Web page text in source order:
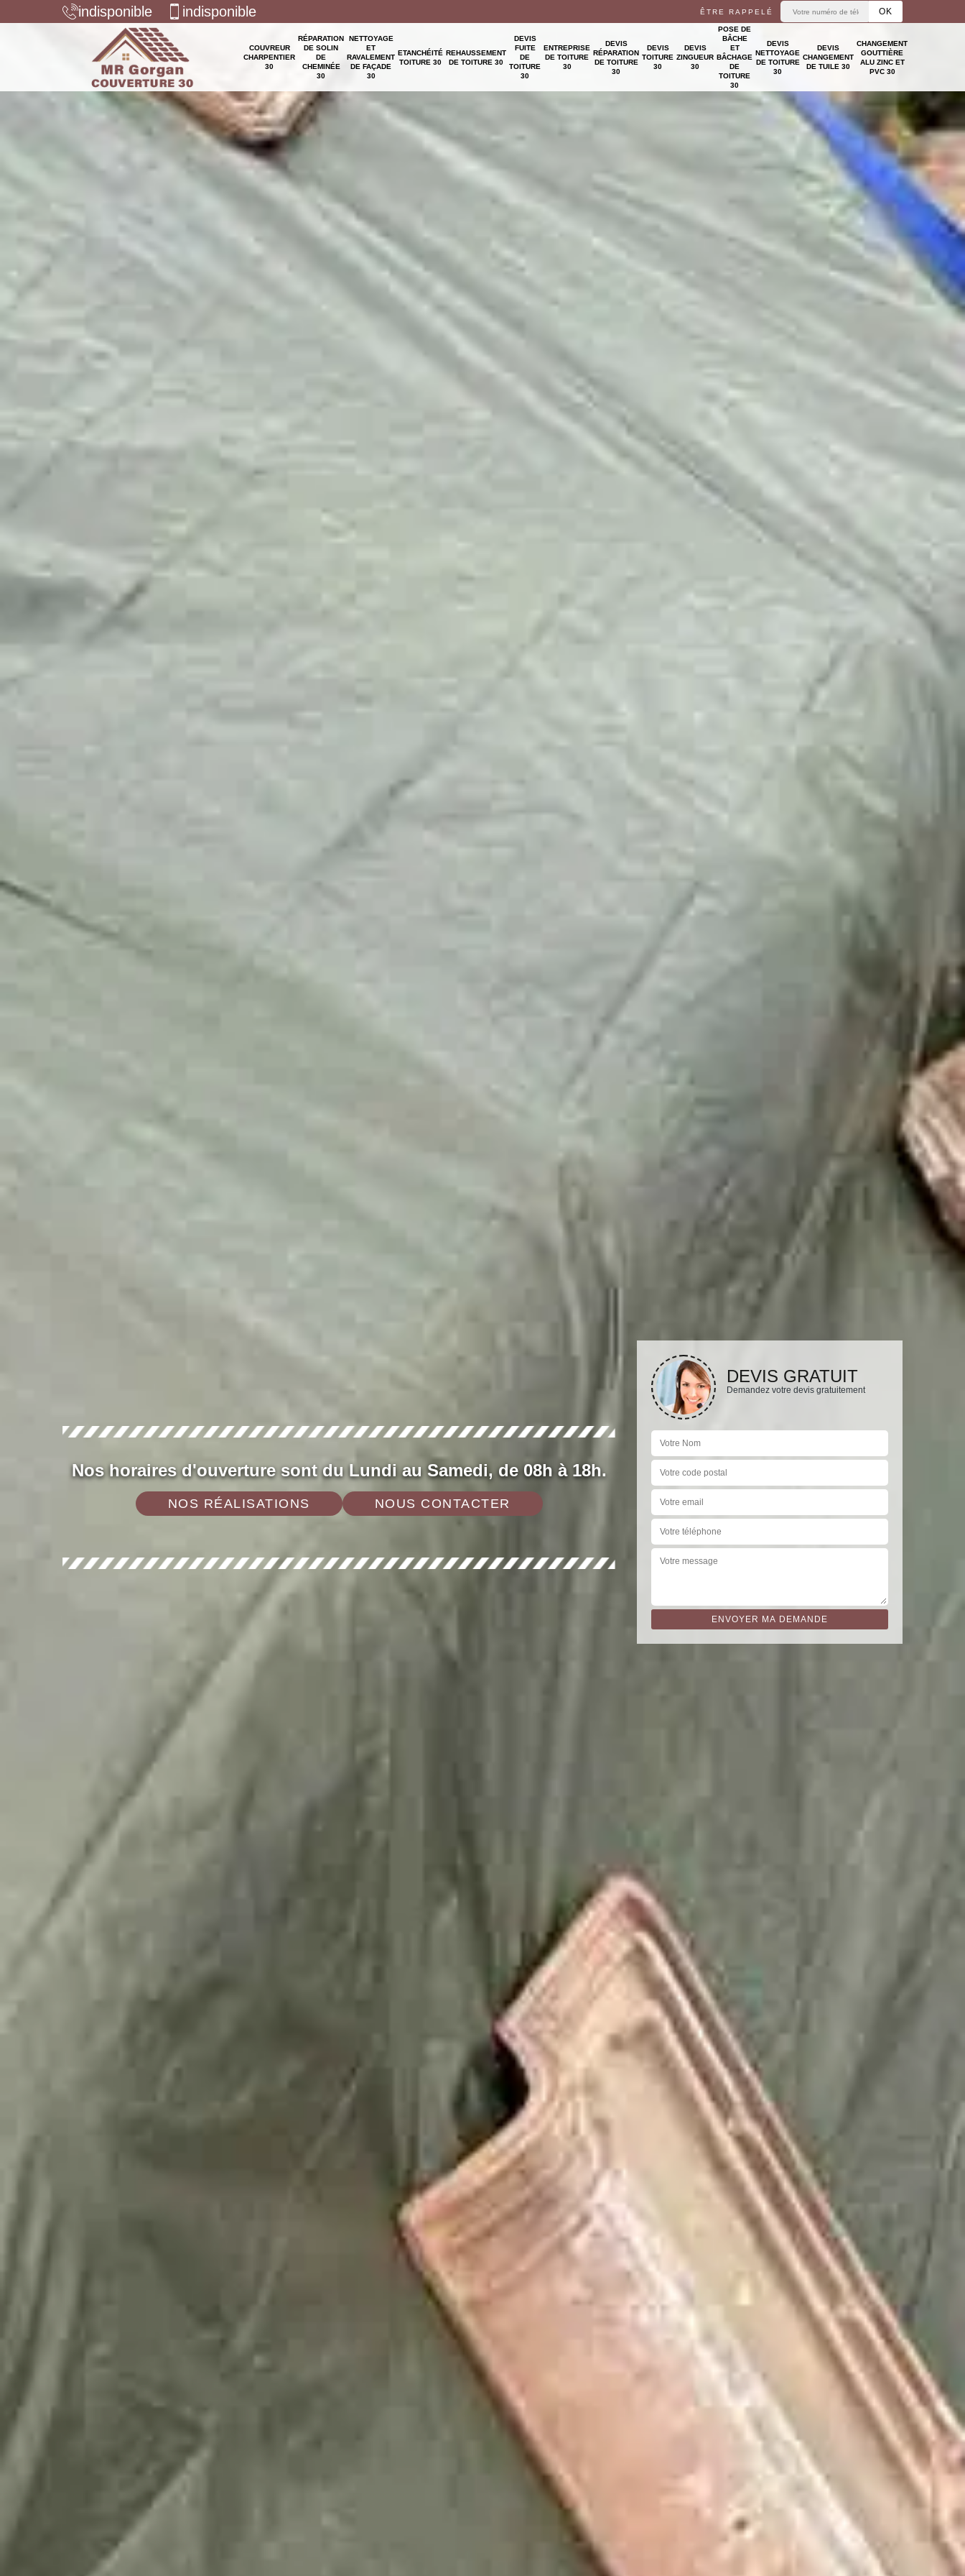
indisponible indisponible ÊTRE RAPPELÉ
COUVREUR
CHARPENTIER
30
RÉPARATION
DE SOLIN
DE
CHEMINÉE
30
NETTOYAGE
ET
RAVALEMENT
DE FAÇADE
30
ETANCHÉITÉ
TOITURE 30
REHAUSSEMENT
DE TOITURE 30
DEVIS
FUITE
DE
TOITURE
30
ENTREPRISE
DE TOITURE
30
DEVIS
RÉPARATION
DE TOITURE
30
DEVIS
TOITURE
30
DEVIS
ZINGUEUR
30
POSE DE
BÂCHE
ET
BÂCHAGE
DE
TOITURE
30
DEVIS
NETTOYAGE
DE TOITURE
30
DEVIS
CHANGEMENT
DE TUILE 30
CHANGEMENT
GOUTTIÈRE
ALU ZINC ET
PVC 30
Nos horaires d'ouverture sont du Lundi au Samedi, de 08h à 18h.
NOS RÉALISATIONS NOUS CONTACTER
DEVIS GRATUIT
Demandez votre devis gratuitement